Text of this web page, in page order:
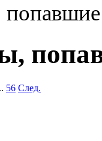
56 След.